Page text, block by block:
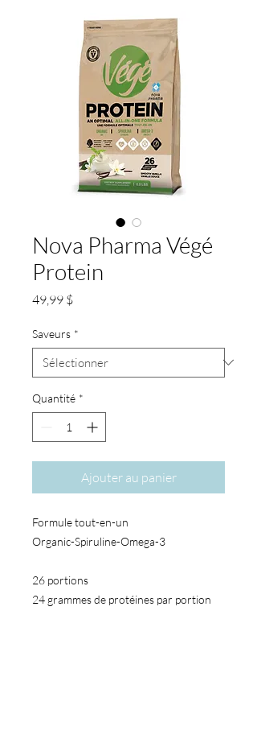
Nova Pharma Végé
Protein
49,99 $Prix
Saveurs *
Quantité *
Ajouter au panier
Formule tout-en-un
Organic-Spiruline-Omega-3
26 portions
24 grammes de protéines par portion